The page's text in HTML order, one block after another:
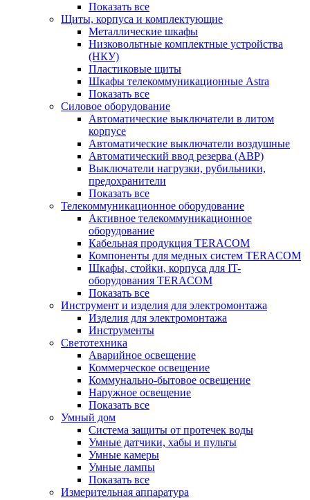
Показать все
Щиты, корпуса и комплектующие
Металлические шкафы
Низковольтные комплектные устройства
(НКУ)
Пластиковые щиты
Шкафы телекоммуникационные Astra
Показать все
Силовое оборудование
Автоматические выключатели в литом
корпусе
Автоматические выключатели воздушные
Автоматический ввод резерва (АВР)
Выключатели нагрузки, рубильники,
предохранители
Показать все
Телекоммуникационное оборудование
Активное телекоммуникационное
оборудование
Кабельная продукция TERACOM
Компоненты для медных систем TERACOM
Шкафы, стойки, корпуса для IT-
оборудования TERACOM
Показать все
Инструмент и изделия для электромонтажа
Изделия для электромонтажа
Инструменты
Светотехника
Аварийное освещение
Коммерческое освещение
Коммунально-бытовое освещение
Наружное освещение
Показать все
Умный дом
Система защиты от протечек воды
Умные датчики, хабы и пульты
Умные камеры
Умные лампы
Показать все
Измерительная аппаратура